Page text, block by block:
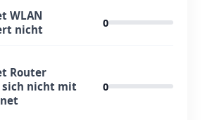
WLAN
nicht
0
Router
nicht mit
0